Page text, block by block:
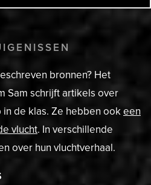
bronnen? Het
Sam schrijft artikels over
de klas. Ze hebben ookeen
vlucht. In verschillende
over hun vluchtverhaal.